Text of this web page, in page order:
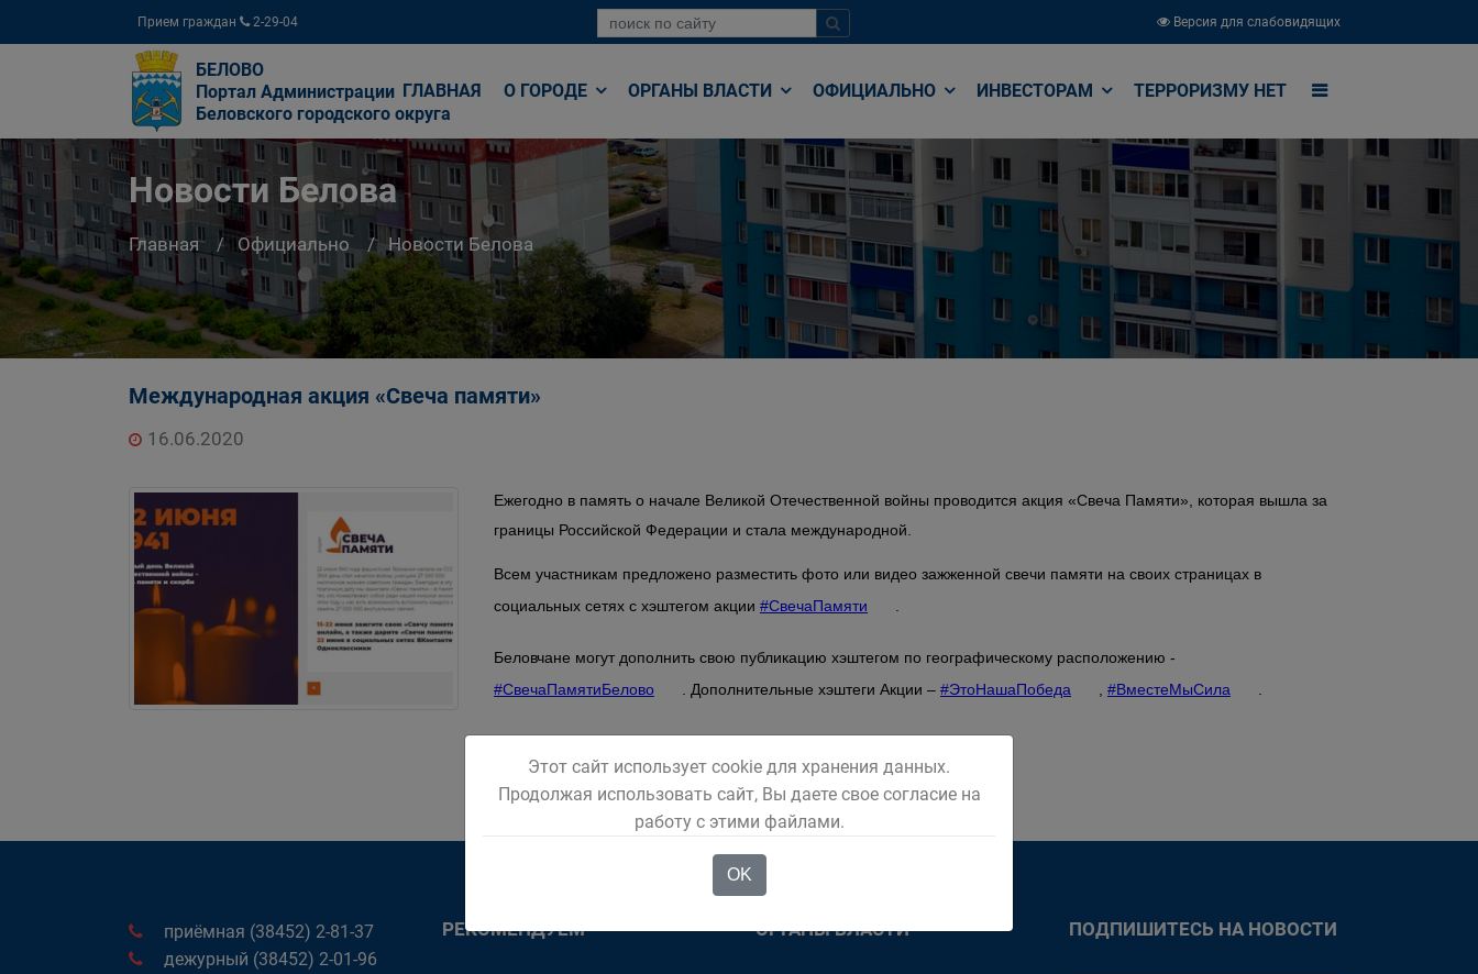
Прием граждан 2-29-04 Версия для слабовидящих
БЕЛОВО
Портал Администрации
Беловского городского округа
ГЛАВНАЯ О ГОРОДЕ ОРГАНЫ ВЛАСТИ ОФИЦИАЛЬНО ИНВЕСТОРАМ ТЕРРОРИЗМУ НЕТ
Новости Белова
Главная Официально Новости Белова
Международная акция «Свеча памяти»
16.06.2020
Ежегодно в память о начале Великой Отечественной войны проводится акция «Свеча Памяти», которая вышла за
границы Российской Федерации и стала международной.
Всем участникам предложено разместить фото или видео зажженной свечи памяти на своих страницах в
социальных сетях с хэштегом акции #СвечаПамяти .
Беловчане могут дополнить свою публикацию хэштегом по географическому расположению -
#СвечаПамятиБелово
. Дополнительные хэштеги Акции – #ЭтоНашаПобеда #ВместеМыСила
приёмная (38452) 2-81-37
дежурный (38452) 2-01-96
РЕКОМЕНДУЕМ ОРГАНЫ ВЛАСТИ ПОДПИШИТЕСЬ НА НОВОСТИ
Этот сайт использует cookie для хранения данных.
Продолжая использовать сайт, Вы даете свое согласие на
работу с этими файлами.
OK